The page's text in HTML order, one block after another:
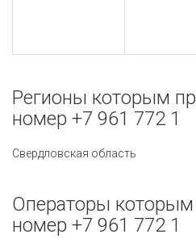
Регионы которым
номер +7 961 772 1
Свердловская область
Операторы
номер +7 961 772 1